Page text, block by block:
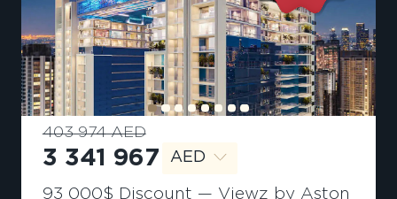
403 974 AED
3 341 967 AED
93 000$ Discount — Viewz by Aston